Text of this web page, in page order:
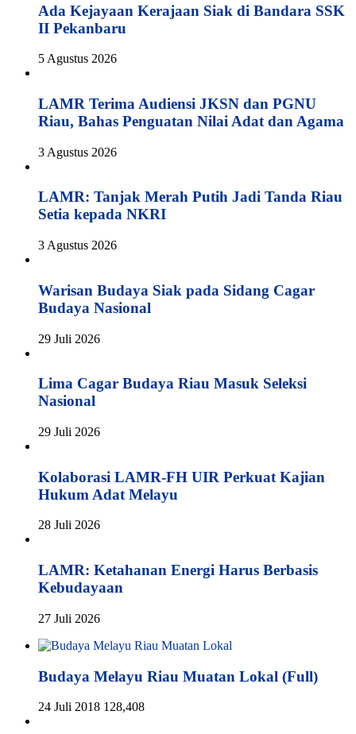
Ada Kejayaan Kerajaan Siak di Bandara SSK
II Pekanbaru
5 Agustus 2026
LAMR Terima Audiensi JKSN dan PGNU
Riau, Bahas Penguatan Nilai Adat dan Agama
3 Agustus 2026
LAMR: Tanjak Merah Putih Jadi Tanda Riau
Setia kepada NKRI
3 Agustus 2026
Warisan Budaya Siak pada Sidang Cagar
Budaya Nasional
29 Juli 2026
Lima Cagar Budaya Riau Masuk Seleksi
Nasional
29 Juli 2026
Kolaborasi LAMR-FH UIR Perkuat Kajian
Hukum Adat Melayu
28 Juli 2026
LAMR: Ketahanan Energi Harus Berbasis
Kebudayaan
27 Juli 2026
Budaya Melayu Riau Muatan Lokal (Full)
24 Juli 2018 128,408